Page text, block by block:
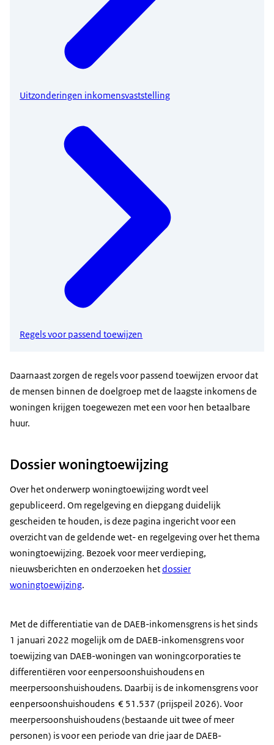
Uitzonderingen inkomensvaststelling
Regels voor passend toewijzen
Daarnaast zorgen de regels voor passend toewijzen ervoor dat
de mensen binnen de doelgroep met de laagste inkomens de
woningen krijgen toegewezen met een voor hen betaalbare
huur.
Dossier woningtoewijzing
Over het onderwerp woningtoewijzing wordt veel
gepubliceerd. Om regelgeving en diepgang duidelijk
gescheiden te houden, is deze pagina ingericht voor een
overzicht van de geldende wet- en regelgeving over het thema
woningtoewijzing. Bezoek voor meer verdieping,
nieuwsberichten en onderzoeken hetdossier
woningtoewijzing.
Met de differentiatie van de DAEB-inkomensgrens is het sinds
1 januari 2022 mogelijk om de DAEB-inkomensgrens voor
toewijzing van DAEB-woningen van woningcorporaties te
differentiëren voor eenpersoonshuishoudens en
meerpersoonshuishoudens. Daarbij is de inkomensgrens voor
eenpersoonshuishoudens € 51.537 (prijspeil 2026). Voor
meerpersoonshuishoudens (bestaande uit twee of meer
personen) is voor een periode van drie jaar de DAEB-